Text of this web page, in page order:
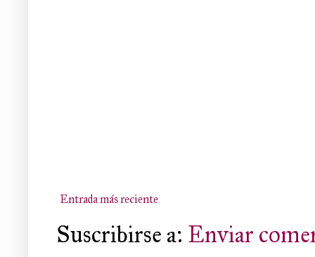
Entrada más reciente
Suscribirse a: Enviar